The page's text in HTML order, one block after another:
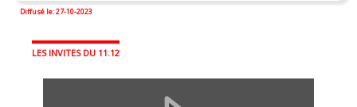
Diffusé le: 27-10-2023
LES INVITES DU 11.12